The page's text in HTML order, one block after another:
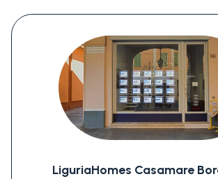
LiguriaHomes Casamare